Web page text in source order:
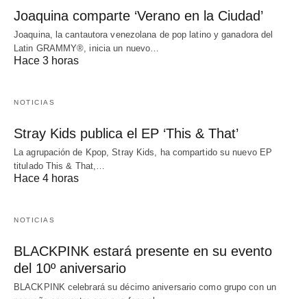
Joaquina comparte ‘Verano en la Ciudad’
Joaquina, la cantautora venezolana de pop latino y ganadora del
Latin GRAMMY®, inicia un nuevo…
Hace 3 horas
NOTICIAS
Stray Kids publica el EP ‘This & That’
La agrupación de Kpop, Stray Kids, ha compartido su nuevo EP
titulado This & That,…
Hace 4 horas
NOTICIAS
BLACKPINK estará presente en su evento
del 10º aniversario
BLACKPINK celebrará su décimo aniversario como grupo con un